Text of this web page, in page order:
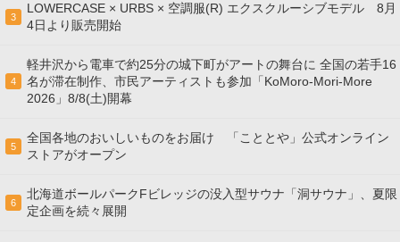
3
LOWERCASE × URBS × 空調服(R) エクスクルーシブモデル 8月
4日より販売開始
4
軽井沢から電車で約25分の城下町がアートの舞台に 全国の若手16
名が滞在制作、市民アーティストも参加「KoMoro-Mori-More
2026」8/8(土)開幕
5
全国各地のおいしいものをお届け 「こととや」公式オンライン
ストアがオープン
6
北海道ボールパークFビレッジの没入型サウナ「洞サウナ」、夏限
定企画を続々展開